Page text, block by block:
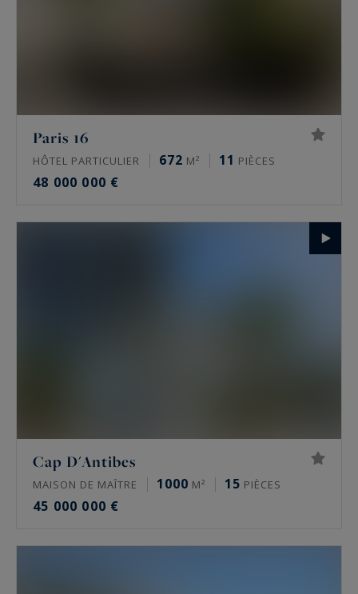
Paris 16
HÔTEL PARTICULIER 672 M² 11 PIÈCES
48 000 000 €
Cap D'Antibes
MAISON DE MAÎTRE 1000 M² 15 PIÈCES
45 000 000 €